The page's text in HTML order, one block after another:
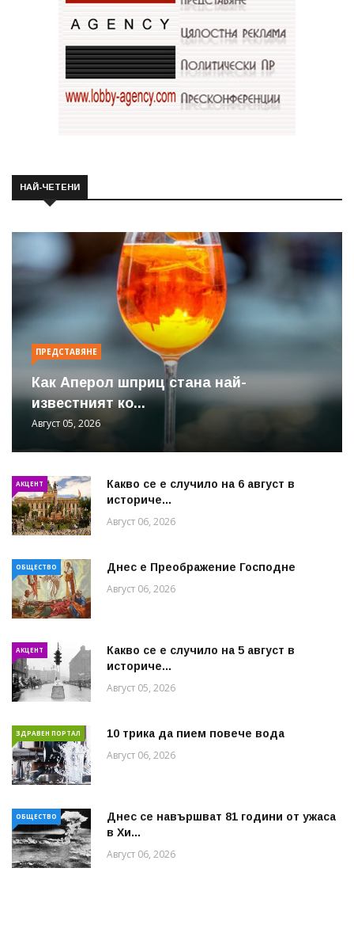
НАЙ-ЧЕТЕНИ
ПРЕДСТАВЯНЕ
Как Аперол шприц стана най-
известният ко...
Август 05, 2026
АКЦЕНТ
Какво се е случило на 6 август в
историче...
Август 06, 2026
ОБЩЕСТВО Днес е Преображение Господне
Август 06, 2026
АКЦЕНТ
Какво се е случило на 5 август в
историче...
Август 05, 2026
ЗДРАВЕН ПОРТАЛ 10 трика да пием повече вода
Август 06, 2026
ОБЩЕСТВО
Днес се навършват 81 години от ужаса
в Хи...
Август 06, 2026